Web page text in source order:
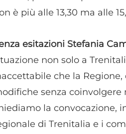
è più alle 13,30 ma alle
esitazioni Stefania
non solo a
che la
senza coinvolgere
la convocazione,
di Trenitalia e i